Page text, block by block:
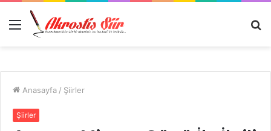
Menü
Anasayfa / Şiirler
Şiirler